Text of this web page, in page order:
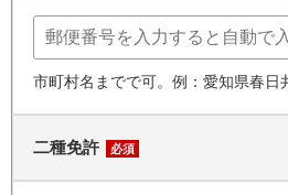
市町村名までで可。例：愛知県春日
二種免許 必須